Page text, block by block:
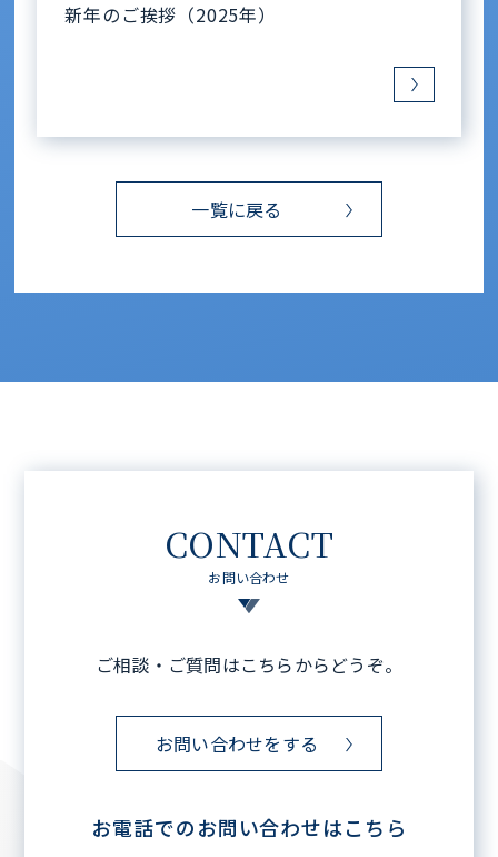
新年のご挨拶（2025年）
一覧に戻る
CONTACT
お問い合わせ
ご相談・ご質問はこちらからどうぞ。
お問い合わせをする
お電話でのお問い合わせはこちら